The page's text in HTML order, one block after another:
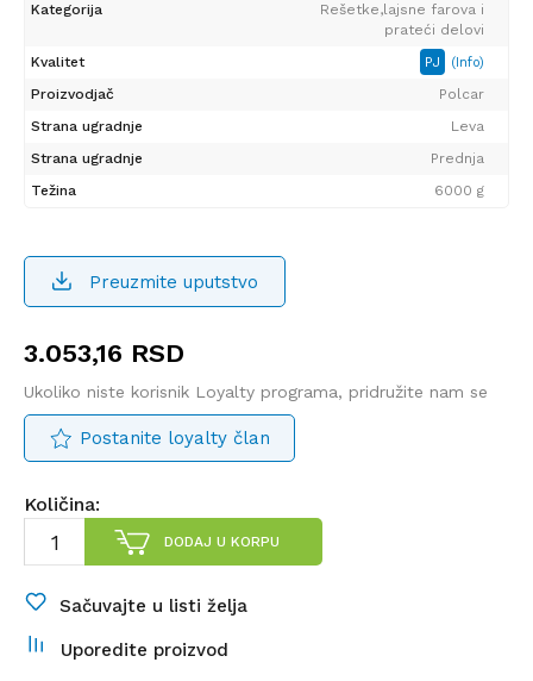
Kategorija
Rešetke,lajsne farova i
prateći delovi
Kvalitet
PJ (Info)
Proizvodjač
Polcar
Strana ugradnje
Leva
Strana ugradnje
Prednja
Težina
6000 g
Preuzmite uputstvo
3.053,16 RSD
Ukoliko niste korisnik Loyalty programa, pridružite nam se
Postanite loyalty član
Količina:
DODAJ U KORPU
Sačuvajte u listi želja
Uporedite proizvod